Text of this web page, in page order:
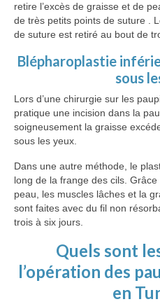
retire l’excès de graisse et de
de très petits points de suture .
de suture est retiré au bout de
Blépharoplastie
sous
Lors d’une chirurgie sur les
pratique une incision dans la
soigneusement la graisse
sous les yeux.
Dans une autre méthode, le
long de la frange des cils. Grâce
peau, les muscles lâches et la
sont faites avec du fil non
trois à six jours.
Quels sont
l’opération des
en